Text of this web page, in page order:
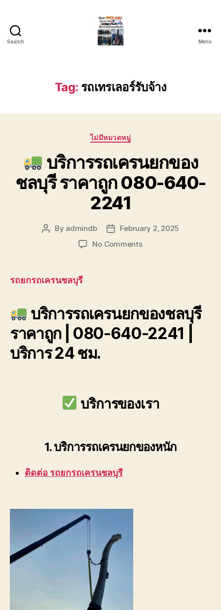
Search
ลาก
รถ
ชลบุรี
ชั่วโมง
0802220366
Menu
Tag: รถเทรเลอร์รับจ้าง
Categories
ไม่มีหมวดหมู่
บริการรถเครนยกของ
ชลบุรี ราคาถูก 080-640-
2241
Post
By admindb
PostFebruary 2, 2025
No Commentson
ของ
ชลบุรี
ราคา
ถูก
รถยกรถเครนชลบุรี
บริการรถเครนยกของชลบุรี
ราคาถูก | 080-640-2241 |
บริการ 24 ชม.
บริการของเรา
1. บริการรถเครนยกของหนัก
ติดต่อ รถยกรถเครนชลบุรี